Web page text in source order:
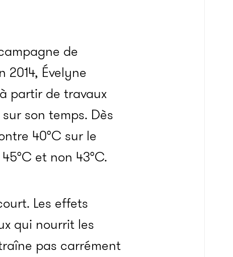
de
Évelyne
partir de travaux
son temps. Dès
40°C sur le
et non 43°C.
Les effets
qui nourrit les
pas carrément